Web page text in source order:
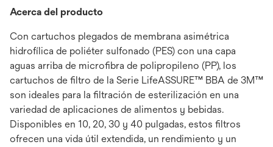
Acerca del producto
Con cartuchos plegados de membrana asimétrica
hidrofílica de poliéter sulfonado (PES) con una capa
aguas arriba de microfibra de polipropileno (PP), los
cartuchos de filtro de la Serie LifeASSURE™ BBA de 3M™
son ideales para la filtración de esterilización en una
variedad de aplicaciones de alimentos y bebidas.
Disponibles en 10, 20, 30 y 40 pulgadas, estos filtros
ofrecen una vida útil extendida, un rendimiento y un